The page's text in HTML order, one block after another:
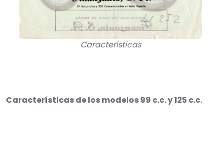
Características
Características de los modelos 99 c.c. y 125 c.c.